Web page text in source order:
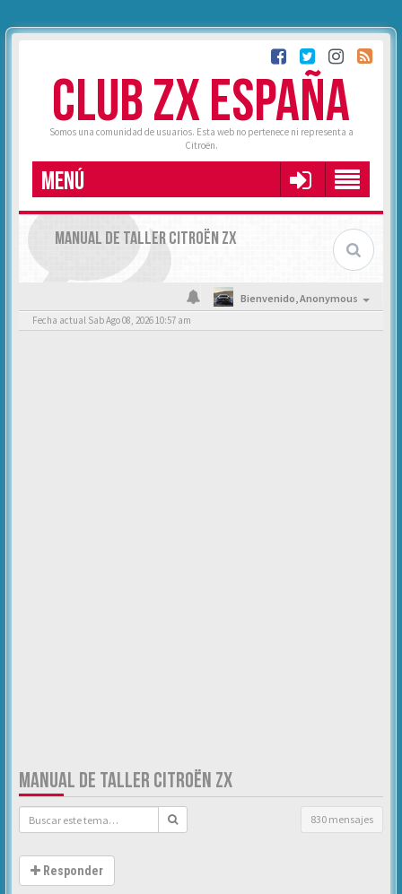
CLUB ZX ESPAÑA
Somos una comunidad de usuarios. Esta web no pertenece ni representa a
Citroën.
MENÚ
MANUAL DE TALLER CITROËN ZX
Bienvenido,Anonymous
Fecha actual Sab Ago 08, 2026 10:57 am
MANUAL DE TALLER CITROËN ZX
830 mensajes
Responder